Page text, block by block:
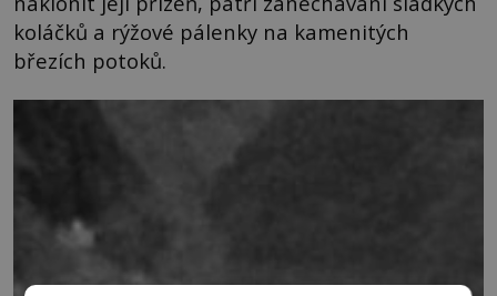
koláčků a rýžové pálenky na kamenitých
březích potoků.